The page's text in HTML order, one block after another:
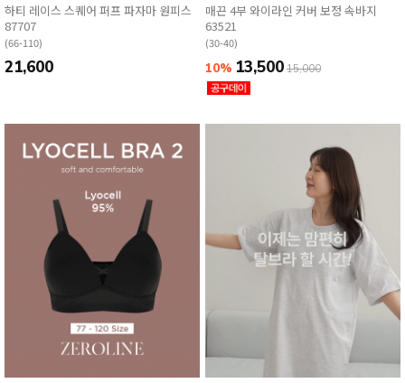
하티 레이스 스퀘어 퍼프 파자마 원피스
87707
(66-110)
21,600
매끈 4부 와이라인 커버 보정 속바지
63521
(30-40)
10% 13,500 15,000